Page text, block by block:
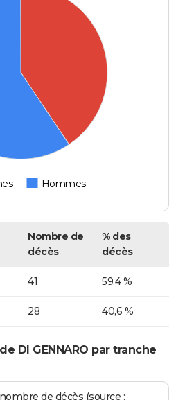
Hommes
Nombre de
décès
% des
décès
41 59,4 %
28 40,6 %
DI GENNARO par tranche
de décès (source :